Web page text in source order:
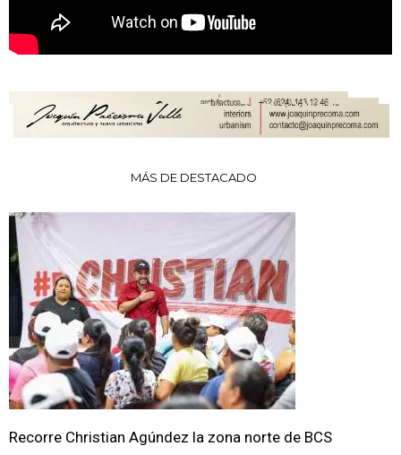
MÁS DE DESTACADO
Recorre Christian Agúndez la zona norte de BCS